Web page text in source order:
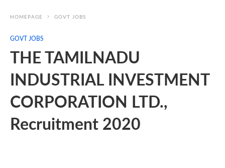
HOMEPAGE GOVT JOBS
GOVT JOBS
THE TAMILNADU
INDUSTRIAL INVESTMENT
CORPORATION LTD.,
Recruitment 2020